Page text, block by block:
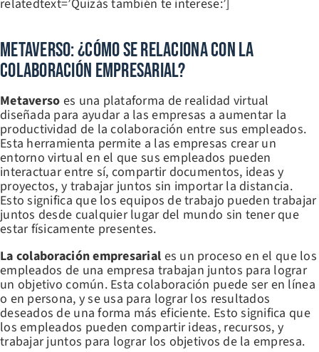
relatedtext=’Quizás también te interese:’]
Metaverso: ¿Cómo Se Relaciona Con La
Colaboración Empresarial?
Metaverso es una plataforma de realidad virtual
diseñada para ayudar a las empresas a aumentar la
productividad de la colaboración entre sus empleados.
Esta herramienta permite a las empresas crear un
entorno virtual en el que sus empleados pueden
interactuar entre sí, compartir documentos, ideas y
proyectos, y trabajar juntos sin importar la distancia.
Esto significa que los equipos de trabajo pueden trabajar
juntos desde cualquier lugar del mundo sin tener que
estar físicamente presentes.
La colaboración empresarial es un proceso en el que los
empleados de una empresa trabajan juntos para lograr
un objetivo común. Esta colaboración puede ser en línea
o en persona, y se usa para lograr los resultados
deseados de una forma más eficiente. Esto significa que
los empleados pueden compartir ideas, recursos, y
trabajar juntos para lograr los objetivos de la empresa.